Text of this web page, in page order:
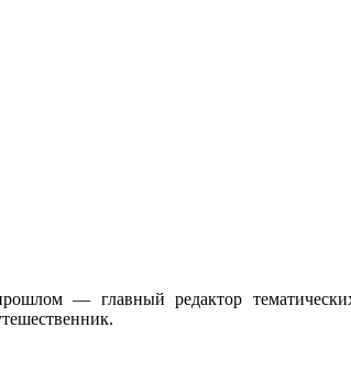
— главный редактор